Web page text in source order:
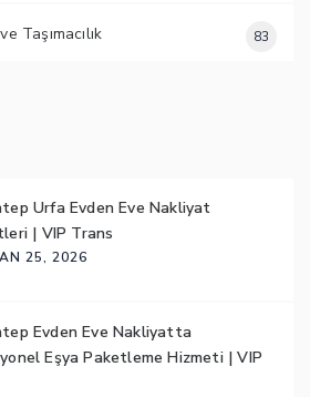
Taşımacılık 83
Urfa Evden Eve Nakliyat
| VIP Trans
25, 2026
Evden Eve Nakliyatta
Eşya Paketleme Hizmeti | VIP